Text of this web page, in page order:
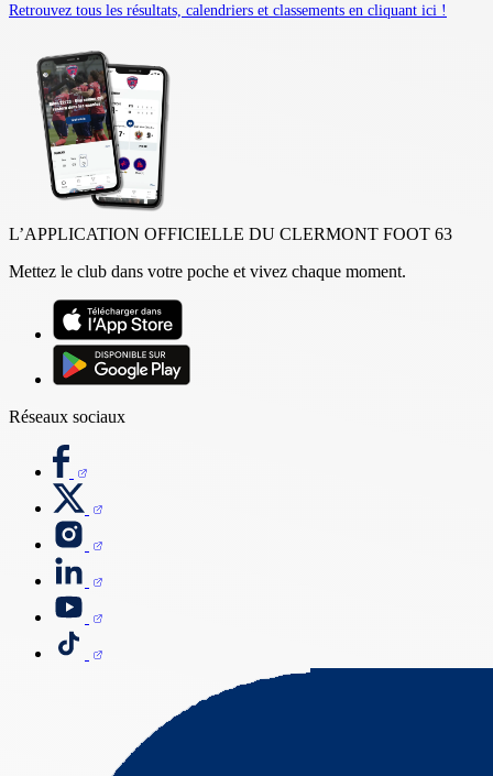
Retrouvez tous les résultats, calendriers et classements en cliquant ici !
L’APPLICATION OFFICIELLE DU CLERMONT FOOT 63
Mettez le club dans votre poche et vivez chaque moment.
Réseaux sociaux